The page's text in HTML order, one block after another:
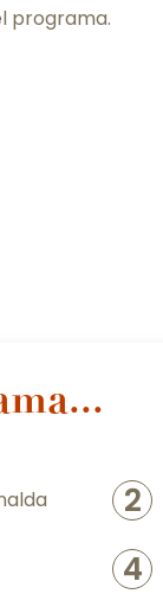
programa.
2
4